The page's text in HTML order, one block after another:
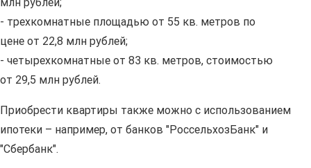
млн рублей;
- трехкомнатные площадью от 55 кв. метров по
цене от 22,8 млн рублей;
- четырехкомнатные от 83 кв. метров, стоимостью
от 29,5 млн рублей.
Приобрести квартиры также можно с использованием
ипотеки – например, от банков "РоссельхозБанк" и
"Сбербанк".